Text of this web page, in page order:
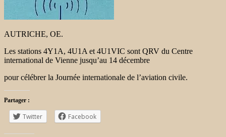
AUTRICHE, OE.
Les stations 4Y1A, 4U1A et 4U1VIC sont QRV du Centre
international de Vienne jusqu’au 14 décembre
pour célébrer la Journée internationale de l’aviation civile.
Partager :
Twitter Facebook